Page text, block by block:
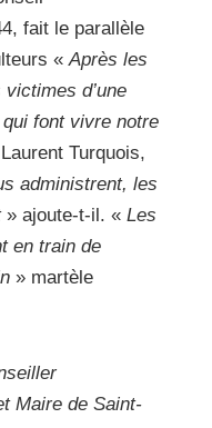
fait le parallèle
«Après les
d’une
font vivre notre
Turquois,
administrent, les
» ajoute-t-il. « Les
en train de
» martèle
Maire de Saint-